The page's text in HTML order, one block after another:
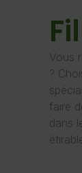
Vous
?
faire
dans